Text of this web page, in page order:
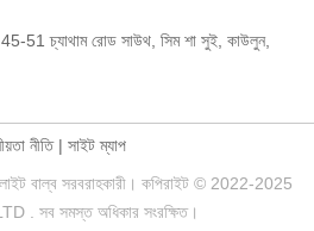
51 চ্যাথাম রোড সাউথ, সিম শা সুই, কাউলুন,
নীতি| সাইট ম্যাপ
বাল্ব সরবরাহকারী। কপিরাইট © 2022-2025
. সব সমস্ত অধিকার সংরক্ষিত।